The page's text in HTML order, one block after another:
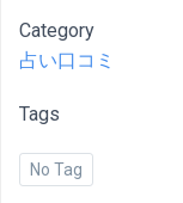
Category
占い口コミ
Tags
No Tag